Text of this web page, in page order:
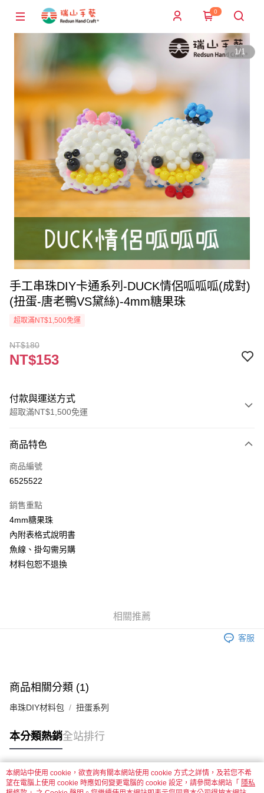
0
1/1
手工串珠DIY卡通系列-DUCK情侶呱呱呱(成對)
(扭蛋-唐老鴨VS黛絲)-4mm糖果珠
超取滿NT$1,500免運
NT$180
NT$153
付款與運送方式
超取滿NT$1,500免運
信用卡一次付款
超商取貨付款
街口支付
悠遊付
運送方式
宅配 新竹物流
付款後門市自取
商品特色
商品編號
6525522
銷售重點
4mm糖果珠
內附表格式說明書
魚線、掛勾需另購
材料包恕不退換
相關推薦
客服
商品相關分類 (1)
串珠DIY材料包 扭蛋系列
本分類熱銷全站排行
熱門標籤
本網站中使用 cookie，欲查詢有關本網站使用 cookie 方式之詳情，及若您不希
望在電腦上使用 cookie 時應如何變更電腦的 cookie 設定，請參閱本網站「 隱私